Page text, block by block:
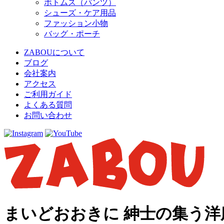
ボトムス（パンツ）
シューズ・ケア用品
ファッション小物
バッグ・ポーチ
ZABOUについて
ブログ
会社案内
アクセス
ご利用ガイド
よくある質問
お問い合わせ
まいどおおきに 紳士の集う